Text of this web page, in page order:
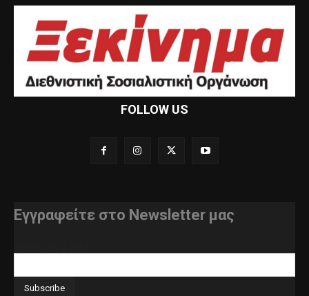
FOLLOW US
Εγγραφείτε στο Newsletter μας